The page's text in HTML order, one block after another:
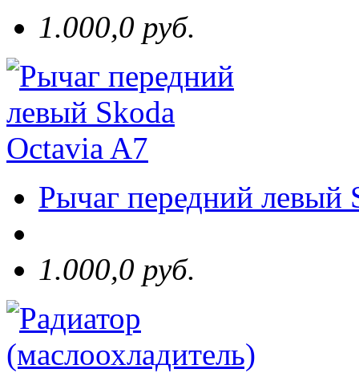
1.000,0 руб.
Рычаг передний левый
1.000,0 руб.